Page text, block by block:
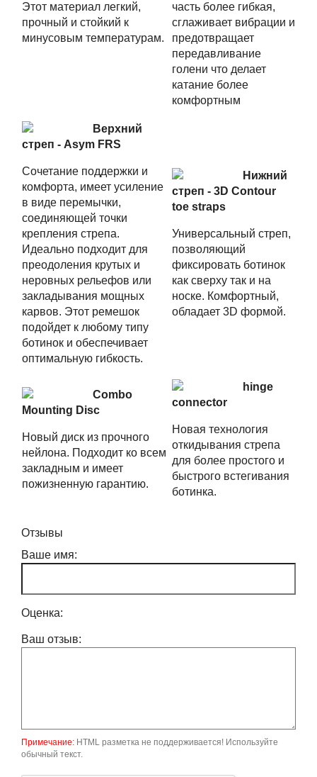
Этот материал легкий,
прочный и стойкий к
минусовым температурам.
часть более гибкая,
сглаживает вибрации и
предотвращает
передавливание
голени что делает
катание более
комфортным
Верхний
стреп - Asym FRS
Cочетание поддержки и
комфорта, имеет усиление
в виде перемычки,
соединяющей точки
крепления стрепа.
Идеально подходит для
преодоления крутых и
неровных рельефов или
закладывания мощных
карвов. Этот ремешок
подойдет к любому типу
ботинок и обеспечивает
оптимальную гибкость.
Нижний
стреп - 3D Contour
toe straps
Универсальный стреп,
позволяющий
фиксировать ботинок
как сверху так и на
носке. Комфортный,
обладает 3D формой.
Combo
Mounting Disc
Новый диск из прочного
нейлона. Подходит ко всем
закладным и имеет
пожизненную гарантию.
hinge
connector
Новая технология
откидывания стрепа
для более простого и
быстрого встегивания
ботинка.
Отзывы
Ваше имя:
Оценка:
Ваш отзыв:
Примечание: HTML разметка не поддерживается! Используйте
обычный текст.